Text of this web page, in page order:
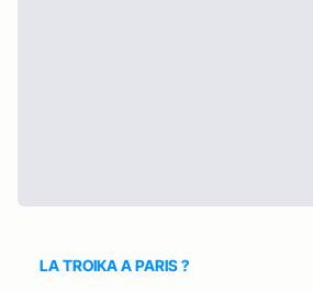
LA TROIKA A PARIS ?